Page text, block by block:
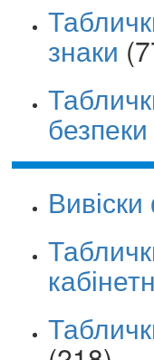
знаки
безпеки